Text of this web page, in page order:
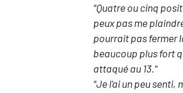
"Quatre ou cinq
peux pas me
pourrait pas fermer
beaucoup plus fort
attaqué au 13."
"Je l'ai un peu senti,